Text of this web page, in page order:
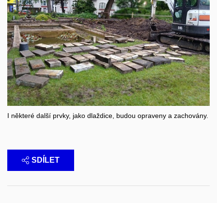
I některé další prvky, jako dlaždice, budou opraveny a zachovány.
SDÍLET